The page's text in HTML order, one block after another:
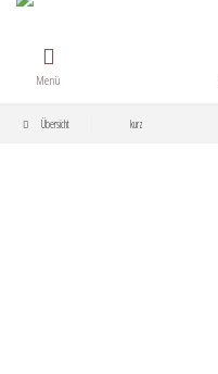
Menü
Übersicht kurz